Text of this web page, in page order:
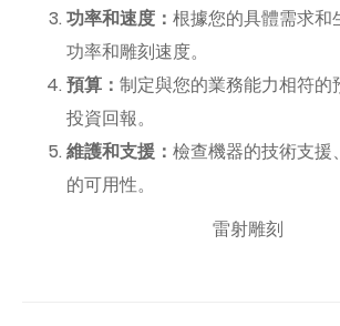
功率和速度： 根據您的具體需求和
功率和雕刻速度。
預算： 制定與您的業務能力相符的
投資回報。
維護和支援： 檢查機器的技術支援
的可用性。
雷射雕刻